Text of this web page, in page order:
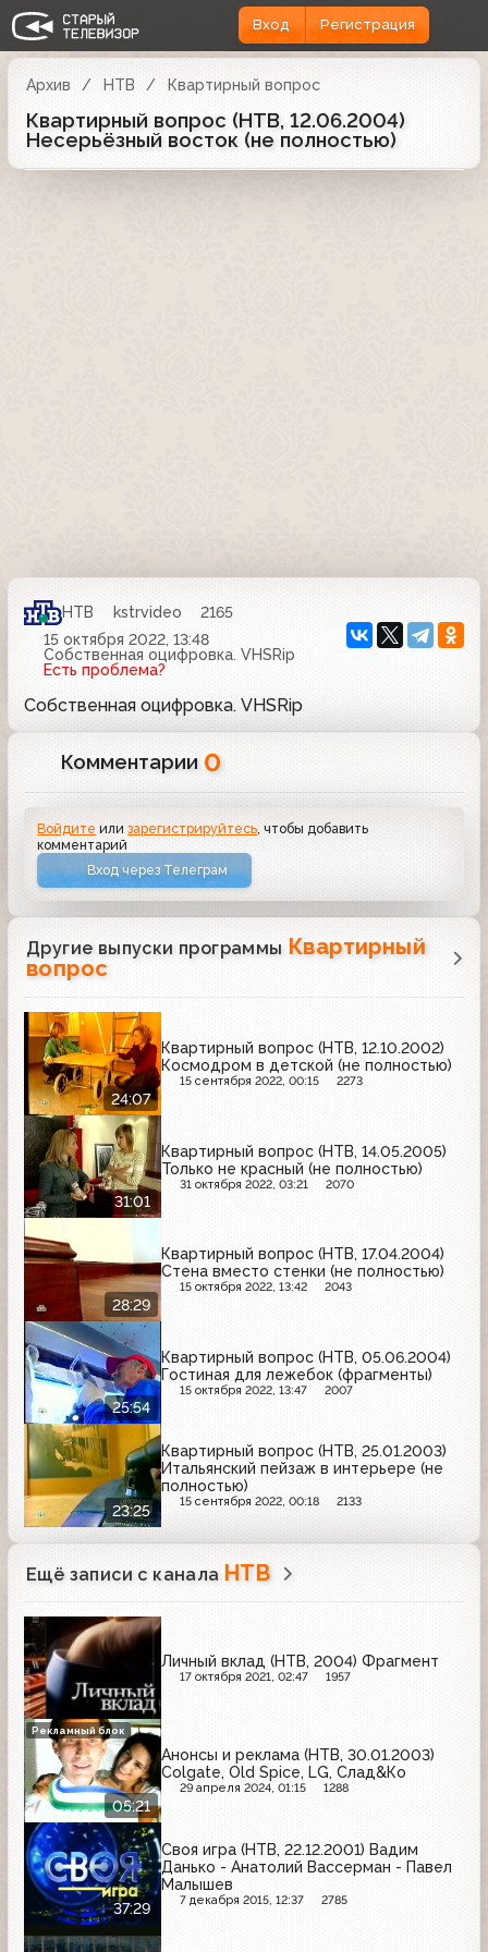
Вход Регистрация
Архив НТВ Квартирный вопрос
Квартирный вопрос (НТВ, 12.06.2004)
Несерьёзный восток (не полностью)
НТВ kstrvideo
2165
15 октября 2022, 13:48
Собственная оцифровка. VHSRip
Есть проблема?
Собственная оцифровка. VHSRip
Комментарии 0
Войдите илизарегистрируйтесь , чтобы добавить
комментарий
Вход через Телеграм
Другие выпуски программы Квартирный
вопрос
24:07
Квартирный вопрос (НТВ, 12.10.2002)
Космодром в детской (не полностью)
15 сентября 2022, 00:15 2273
31:01
Квартирный вопрос (НТВ, 14.05.2005)
Только не красный (не полностью)
31 октября 2022, 03:21 2070
28:29
Квартирный вопрос (НТВ, 17.04.2004)
Стена вместо стенки (не полностью)
15 октября 2022, 13:42 2043
25:54
Квартирный вопрос (НТВ, 05.06.2004)
Гостиная для лежебок (фрагменты)
15 октября 2022, 13:47 2007
23:25
Квартирный вопрос (НТВ, 25.01.2003)
Итальянский пейзаж в интерьере (не
полностью)
15 сентября 2022, 00:18 2133
Ещё записи с канала НТВ
Личный вклад (НТВ, 2004) Фрагмент
17 октября 2021, 02:47 1957
05:21
Анонсы и реклама (НТВ, 30.01.2003)
Colgate, Old Spice, LG, Слад&Ко
29 апреля 2024, 01:15 1288
Рекламный блок
37:29
Своя игра (НТВ, 22.12.2001) Вадим
Данько - Анатолий Вассерман - Павел
Малышев
7 декабря 2015, 12:37 2785